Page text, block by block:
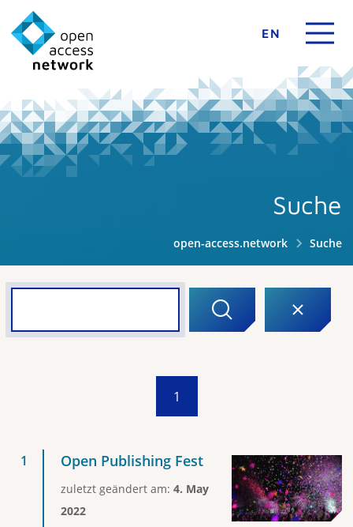
EN
Suche
open-access.network Suche
1
Open Publishing Fest
zuletzt geändert am: 4. May
2022